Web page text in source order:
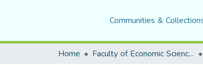
Communities &
Home Faculty of Economic Sciences, Commerce and Management Sciences